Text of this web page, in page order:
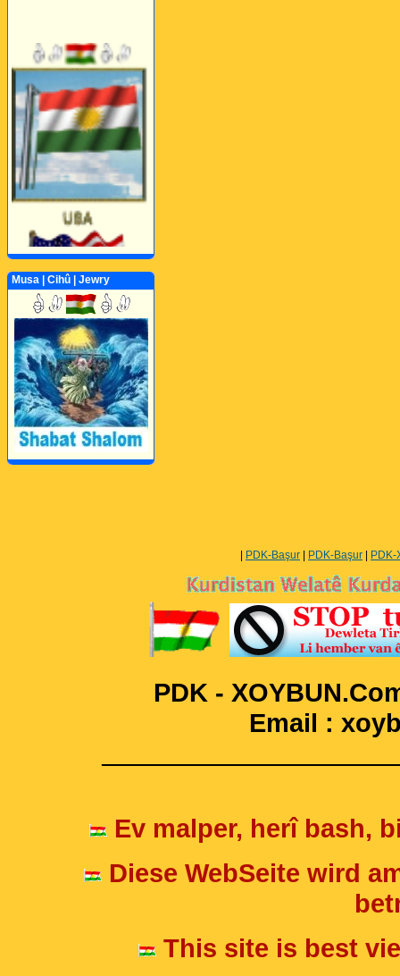
Perwerde ya Zimanê
Musa | Cihû | Jewry
PDK-Başur PDK-Başur
PDK -
Email :
Ev malper, herî bash,
Diese WebSeite wird
This site is best